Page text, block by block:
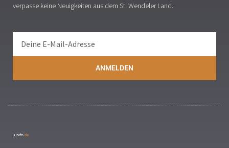
verpasse keine Neuigkeiten aus dem St. Wendeler Land.
ANMELDEN